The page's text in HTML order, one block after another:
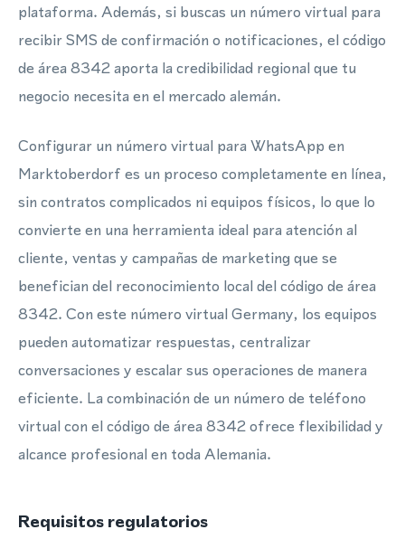
plataforma. Además, si buscas un número virtual para
recibir SMS de confirmación o notificaciones, el código
de área 8342 aporta la credibilidad regional que tu
negocio necesita en el mercado alemán.
Configurar un número virtual para WhatsApp en
Marktoberdorf es un proceso completamente en línea,
sin contratos complicados ni equipos físicos, lo que lo
convierte en una herramienta ideal para atención al
cliente, ventas y campañas de marketing que se
benefician del reconocimiento local del código de área
8342. Con este número virtual Germany, los equipos
pueden automatizar respuestas, centralizar
conversaciones y escalar sus operaciones de manera
eficiente. La combinación de un número de teléfono
virtual con el código de área 8342 ofrece flexibilidad y
alcance profesional en toda Alemania.
Requisitos regulatorios